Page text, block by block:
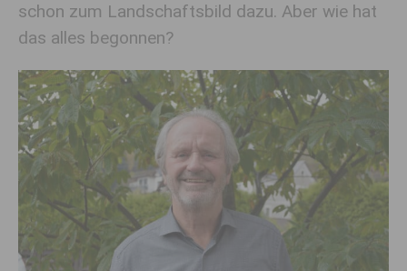
schon zum Landschaftsbild dazu. Aber wie hat
das alles begonnen?